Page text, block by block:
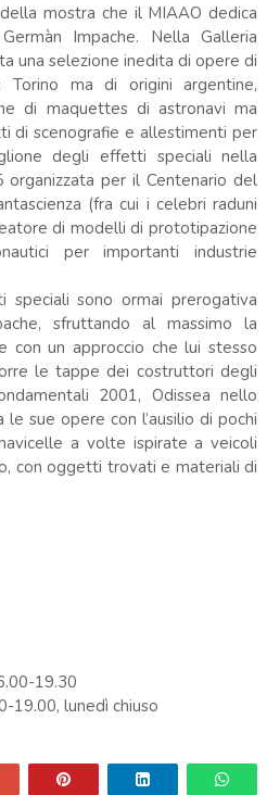
mostra che il MIAAO dedica
Impache. Nella Galleria
una selezione inedita di opere di
Torino ma di origini argentine,
di maquettes di astronavi ma
di scenografie e allestimenti per
degli effetti speciali nella
organizzata per il Centenario del
(fra cui i celebri raduni
di modelli di prototipazione
per importanti industrie
speciali sono ormai prerogativa
sfruttando al massimo la
con un approccio che lui stesso
le tappe dei costruttori degli
2001, Odissea nello
sue opere con l’ausilio di pochi
a volte ispirate a veicoli
con oggetti trovati e materiali di
19.30
19.00, lunedì chiuso